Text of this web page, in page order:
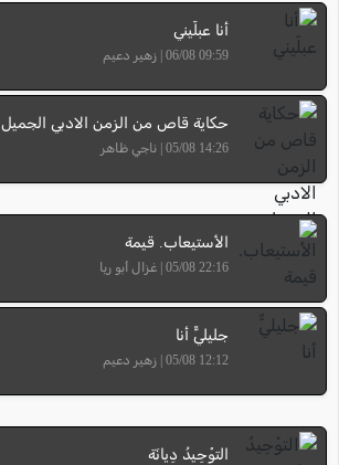
أنا عبلّيني
09:59 06/08 | زهير دعيم
حكاية قاص من الزمن الادبي الجميل
14:26 05/08 | ناجي ظاهر
الأستيعاب. قيمة
22:16 05/08 | غزال أبو ريا
جليليٌّ أنا
12:12 05/08 | زهير دعيم
التوْحِيدُ دِيانَة